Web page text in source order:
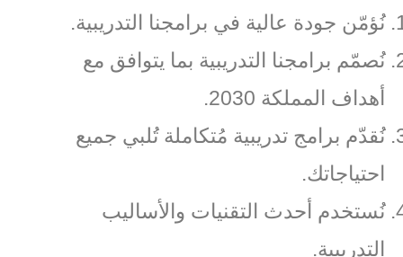
نُؤمّن جودة عالية في برامجنا التدريبية.
نُصمّم برامجنا التدريبية بما يتوافق مع
أهداف المملكة 2030.
نُقدّم برامج تدريبية مُتكاملة تُلبي جميع
احتياجاتك.
نُستخدم أحدث التقنيات والأساليب
التدريبية.